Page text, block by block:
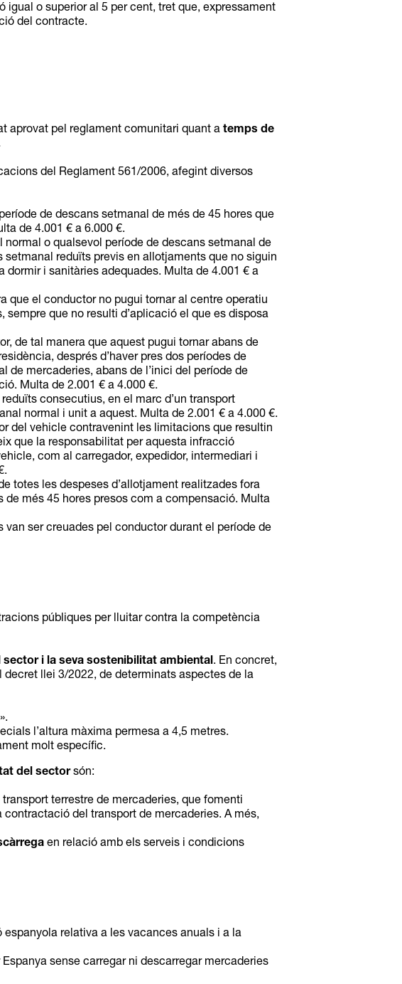
igual o superior al 5 per cent, tret que, expressament
del contracte.
aprovat pel reglament comunitari quant a temps de
del Reglament 561/2006, afegint diversos
de descans setmanal de més de 45 hores que
de 4.001 € a 6.000 €.
o qualsevol període de descans setmanal de
reduïts previs en allotjaments que no siguin
dormir i sanitàries adequades. Multa de 4.001 € a
que el conductor no pugui tornar al centre operatiu
que no resulti d’aplicació el que es disposa
de tal manera que aquest pugui tornar abans de
després d’haver pres dos períodes de
de mercaderies, abans de l’inici del període de
Multa de 2.001 € a 4.000 €.
consecutius, en el marc d’un transport
normal i unit a aquest. Multa de 2.001 € a 4.000 €.
del vehicle contravenint les limitacions que resultin
que la responsabilitat per aquesta infracció
com al carregador, expedidor, intermediari i
totes les despeses d’allotjament realitzades fora
més 45 hores presos com a compensació. Multa
ser creuades pel conductor durant el període de
públiques per lluitar contra la competència
sector i la seva sostenibilitat ambiental . En concret,
llei 3/2022, de determinats aspectes de la
l’altura màxima permesa a 4,5 metres.
molt específic.
del sectorsón:
terrestre de mercaderies, que fomenti
del transport de mercaderies. A més,
en relació amb els serveis i condicions
relativa a les vacances anuals i a la
sense carregar ni descarregar mercaderies